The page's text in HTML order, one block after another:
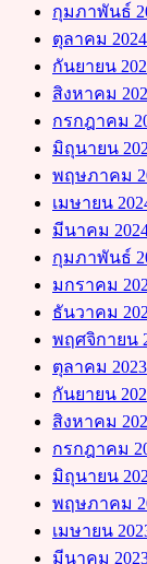
กุมภาพันธ์
ตุลาคม 2024
กันยายน
สิงหาคม
กรกฎาคม
มิถุนายน
พฤษภาคม
เมษายน
มีนาคม
กุมภาพันธ์
มกราคม
ธันวาคม
พฤศจิกายน
ตุลาคม 2023
กันยายน
สิงหาคม
กรกฎาคม
มิถุนายน
พฤษภาคม
เมษายน
มีนาคม